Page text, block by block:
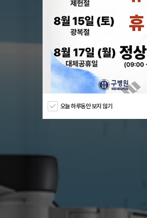
오늘 하루동안 보지 않기